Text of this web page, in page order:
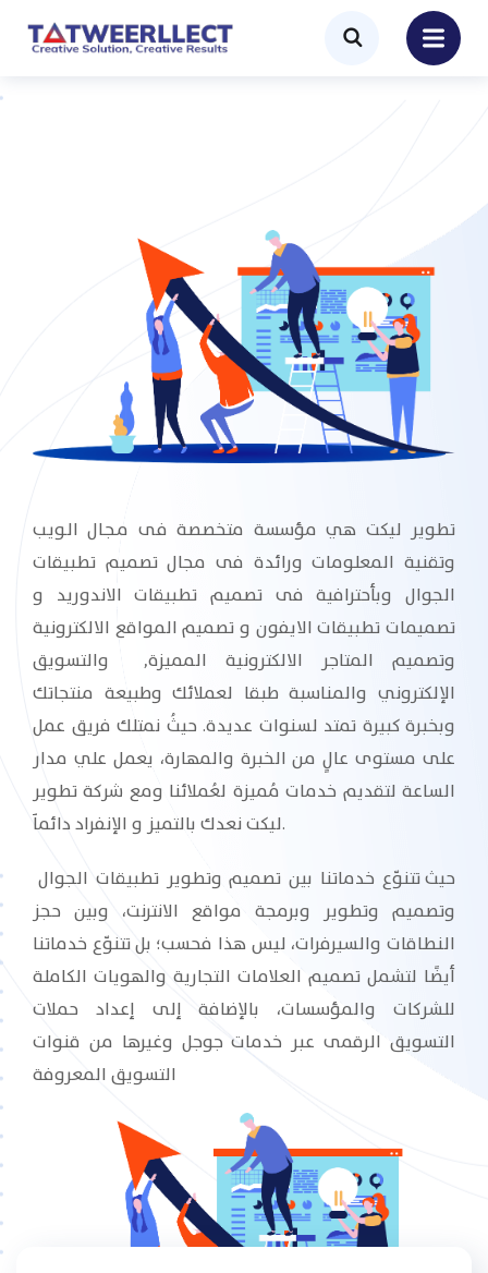
تطوير ليكت هي مؤسسة متخصصة فـى مـجـال الـويـب
وتقنية المعلومات ورائدة فى مجال تصميم تطبيقات
الجوال وبأحترافية فى تصميم تطبيقات الاندوريد و
تصميمات تطبيقات الايفون و تصميم المواقع الالكترونية
وتصميم المتاجر الالكترونية المميزة, والتسويق
الإلكتروني والمناسبة طبقا لعملائك وطبيعة منتجاتك
وبخبرة كبيرة تمتد لسنوات عديدة. حيثُ نمتلك فريق عمل
على مستوى عالٍ من الخبرة والمهارة، يعمل علي مدار
الساعة لتقديم خدمات مُميزة لعُملائنا ومع شركة تطوير
ليكت نعدك بالتميز و الإنفراد دائماََ.
حيث تتنوّع خدماتنا بين تصميم وتطوير تطبيقات الجوال
وتصميم وتطوير وبرمجة مواقع الانترنت، وبين حجز
النطاقات والسيرفرات، ليس هذا فحسب؛ بل تتنوّع خدماتنا
أيضًا لتشمل تصميم العلامات التجارية والهويات الكاملة
للشركات والمؤسسات، بالإضافة إلى إعداد حملات
التسويق الرقمى عبر خدمات جوجل وغيرها من قنوات